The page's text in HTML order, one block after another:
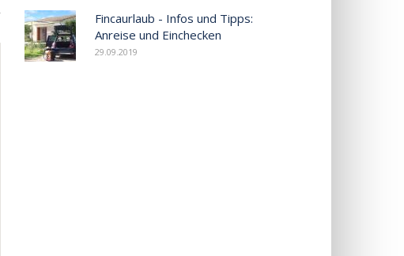
Fincaurlaub - Infos und Tipps:
Anreise und Einchecken
29.09.2019